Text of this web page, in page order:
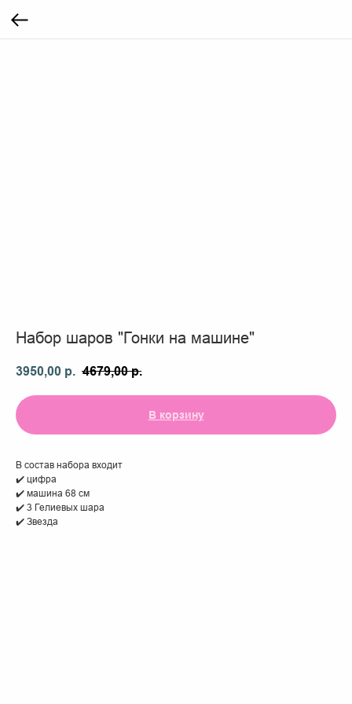
Набор шаров "Гонки на машине"
3950,00 р. 4679,00 р.
В корзину
В состав набора входит
✔️ цифра
✔️ машина 68 см
✔️ 3 Гелиевых шара
✔️ Звезда